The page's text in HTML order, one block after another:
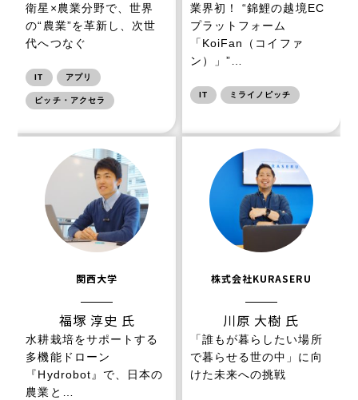
衛星×農業分野で、世界
の“農業”を革新し、次世
代へつなぐ
IT アプリ
ピッチ・アクセラ
業界初！ “錦鯉の越境EC
プラットフォーム
「KoiFan（コイファ
ン）」”…
IT ミライノピッチ
関西大学
福塚 淳史 氏
水耕栽培をサポートする
多機能ドローン
『Hydrobot』で、日本の
農業と…
株式会社KURASERU
川原 大樹 氏
「誰もが暮らしたい場所
で暮らせる世の中」に向
けた未来への挑戦